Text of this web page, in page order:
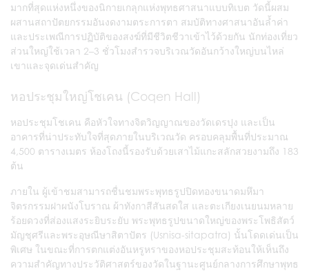
มากที่สุดแห่งหนึ่งของนิกายเกลุกแห่งพุทธศาสนาแบบทิเบต วัดนี้ผสม
ผสานสถาปัตยกรรมอันงดงามตระการตา สมบัติทางศาสนาอันล้ำค่า
และประเพณีการปฏิบัติของสงฆ์ที่มีชีวิตชีวาเข้าไว้ด้วยกัน นักท่องเที่ยว
ส่วนใหญ่ใช้เวลา 2–3 ชั่วโมงสำรวจบริเวณวัดอันกว้างใหญ่บนไหล่
เขาและจุดเด่นสำคัญ
หอประชุมใหญ่โชเคน (Coqen Hall)
หอประชุมโชเคน คือหัวใจทางจิตวิญญาณของวัดเดรปุง และเป็น
อาคารที่น่าประทับใจที่สุดภายในบริเวณวัด ครอบคลุมพื้นที่ประมาณ
4,500 ตารางเมตร ห้องโถงนี้รองรับด้วยเสาไม้แกะสลักสวยงามถึง 183
ต้น
ภายใน ผู้เข้าชมสามารถชื่นชมพระพุทธรูปปิดทองขนาดมหึมา
จิตรกรรมฝาผนังโบราณ ผ้าทังกาสีสันสดใส และตะเกียงเนยนมหลาย
ร้อยดวงที่ส่องแสงระยิบระยับ พระพุทธรูปขนาดใหญ่ของพระโพธิสัตว์
มัญชุศรีและพระอุษณีษาสิตาปัตร (Usnisa-sitapatra) นั้นโดดเด่นเป็น
พิเศษ ในขณะที่การตกแต่งอันหรูหราของหอประชุมสะท้อนให้เห็นถึง
ความสำคัญทางประวัติศาสตร์ของวัดในฐานะศูนย์กลางการศึกษาพุทธ